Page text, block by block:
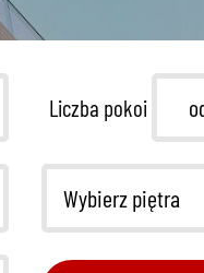
Liczba pokoi
Wybierz piętra